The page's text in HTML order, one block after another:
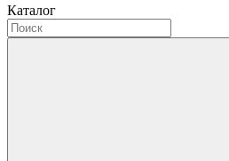
Каталог